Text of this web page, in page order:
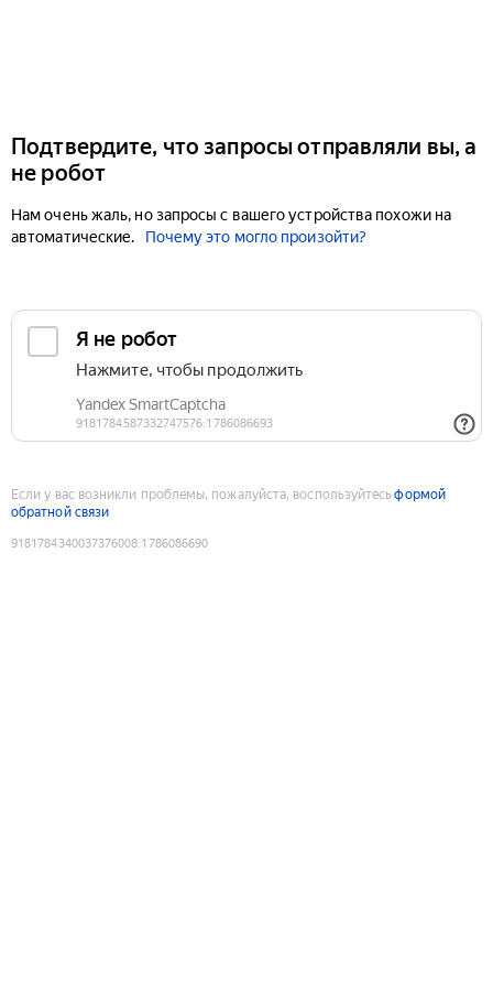
Подтвердите, что запросы отправляли вы, а
не робот
Нам очень жаль, но запросы с вашего устройства похожи на
автоматические.
Почему это могло произойти?
Если у вас возникли проблемы, пожалуйста, воспользуйтесьформой
обратной связи
9181784340037376008:1786086690